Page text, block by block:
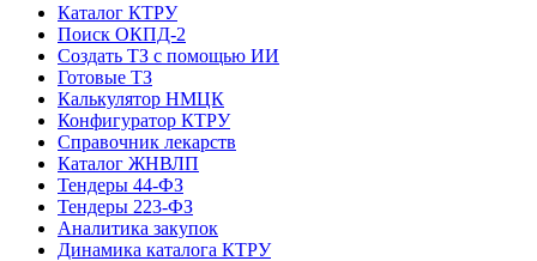
Каталог КТРУ
Поиск ОКПД-2
Создать ТЗ с помощью ИИ
Готовые ТЗ
Калькулятор НМЦК
Конфигуратор КТРУ
Справочник лекарств
Каталог ЖНВЛП
Тендеры 44-ФЗ
Тендеры 223-ФЗ
Аналитика закупок
Динамика каталога КТРУ